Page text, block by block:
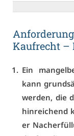
Kauf­recht –
Ein
kann
wer­den, die
hin­rei­chend
er